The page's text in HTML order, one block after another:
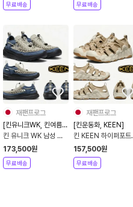
무료배송 무료배송
재팬프로그
[킨유니크WK, 킨여름신
발]
킨 유니크 WK 남성 샌
들 아웃도어 트래킹 스
트랩 샌들 여름신발 스
니커즈 1032209
173,500원
무료배송
재팬프로그
[킨운동화, KEEN]
킨 KEEN 하이퍼포트
H2 여성 샌들 아웃도어
트래킹 스트랩 샌들 여
름신발 1030678
157,500원
무료배송